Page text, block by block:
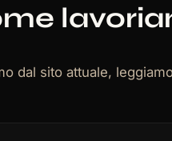
dal sito attuale,